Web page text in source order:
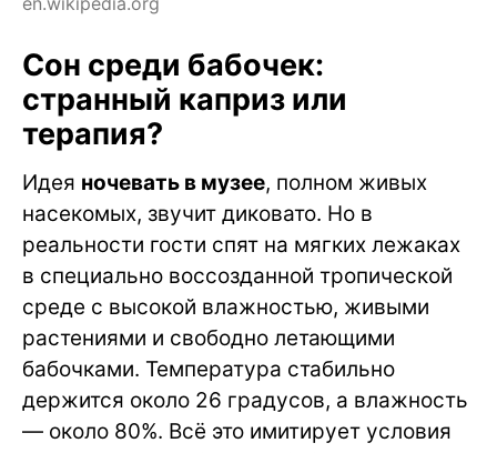
Сон среди бабочек:
странный каприз или
терапия?
Идея ночевать в музее, полном живых
насекомых, звучит диковато. Но в
реальности гости спят на мягких лежаках
в специально воссозданной тропической
среде с высокой влажностью, живыми
растениями и свободно летающими
бабочками. Температура стабильно
держится около 26 градусов, а влажность
— около 80%. Всё это имитирует условия